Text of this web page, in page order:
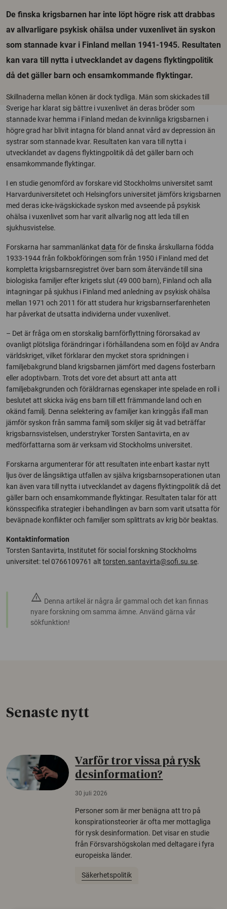
De finska krigsbarnen har inte löpt högre risk att drabbas
av allvarligare psykisk ohälsa under vuxenlivet än syskon
som stannade kvar i Finland mellan 1941-1945. Resultaten
kan vara till nytta i utvecklandet av dagens flyktingpolitik
då det gäller barn och ensamkommande flyktingar.
Skillnaderna mellan könen är dock tydliga. Män som skickades till
Sverige har klarat sig bättre i vuxenlivet än deras bröder som
stannade kvar hemma i Finland medan de kvinnliga krigsbarnen i
högre grad har blivit intagna för bland annat vård av depression än
systrar som stannade kvar. Resultaten kan vara till nytta i
utvecklandet av dagens flyktingpolitik då det gäller barn och
ensamkommande flyktingar.
I en studie genomförd av forskare vid Stockholms universitet samt
Harvarduniversitetet och Helsingfors universitet jämförs krigsbarnen
med deras icke-ivägskickade syskon med avseende på psykisk
ohälsa i vuxenlivet som har varit allvarlig nog att leda till en
sjukhusvistelse.
Forskarna har sammanlänkat data för de finska årskullarna födda
1933-1944 från folkbokföringen som från 1950 i Finland med det
kompletta krigsbarnsregistret över barn som återvände till sina
biologiska familjer efter krigets slut (49 000 barn), Finland och alla
intagningar på sjukhus i Finland med anledning av psykisk ohälsa
mellan 1971 och 2011 för att studera hur krigsbarnserfarenheten
har påverkat de utsatta individerna under vuxenlivet.
– Det är fråga om en storskalig barnförflyttning förorsakad av
ovanligt plötsliga förändringar i förhållandena som en följd av Andra
världskriget, vilket förklarar den mycket stora spridningen i
familjebakgrund bland krigsbarnen jämfört med dagens fosterbarn
eller adoptivbarn. Trots det vore det absurt att anta att
familjebakgrunden och föräldrarnas egenskaper inte spelade en roll i
beslutet att skicka iväg ens barn till ett främmande land och en
okänd familj. Denna selektering av familjer kan kringgås ifall man
jämför syskon från samma familj som skiljer sig åt vad beträffar
krigsbarnsvistelsen, understryker Torsten Santavirta, en av
medförfattarna som är verksam vid Stockholms universitet.
Forskarna argumenterar för att resultaten inte enbart kastar nytt
ljus över de långsiktiga utfallen av själva krigsbarnsoperationen utan
kan även vara till nytta i utvecklandet av dagens flyktingpolitik då det
gäller barn och ensamkommande flyktingar. Resultaten talar för att
könsspecifika strategier i behandlingen av barn som varit utsatta för
beväpnade konflikter och familjer som splittrats av krig bör beaktas.
Kontaktinformation
Torsten Santavirta, Institutet för social forskning Stockholms
universitet: tel 0766109761 alt torsten.santavirta@sofi.su.se.
warning Denna artikel är några år gammal och det kan finnas
nyare forskning om samma ämne. Använd gärna vår
sökfunktion!
Senaste nytt
Varför tror vissa på rysk
desinformation?
30 juli 2026
Personer som är mer benägna att tro på
konspirationsteorier är ofta mer mottagliga
för rysk desinformation. Det visar en studie
från Försvarshögskolan med deltagare i fyra
europeiska länder.
Säkerhetspolitik